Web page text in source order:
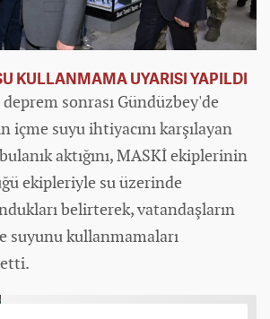
KULLANMAMA UYARISI YAPILDI
deprem sonrası Gündüzbey'de
içme suyu ihtiyacını karşılayan
aktığını, MASKİ ekiplerinin
ekipleriyle su üzerinde
belirterek, vatandaşların
suyunu kullanmamaları